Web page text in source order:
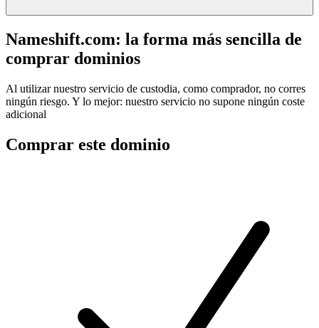
Nameshift.com: la forma más sencilla de
comprar dominios
Al utilizar nuestro servicio de custodia, como comprador, no corres
ningún riesgo. Y lo mejor: nuestro servicio no supone ningún coste
adicional
Comprar este dominio